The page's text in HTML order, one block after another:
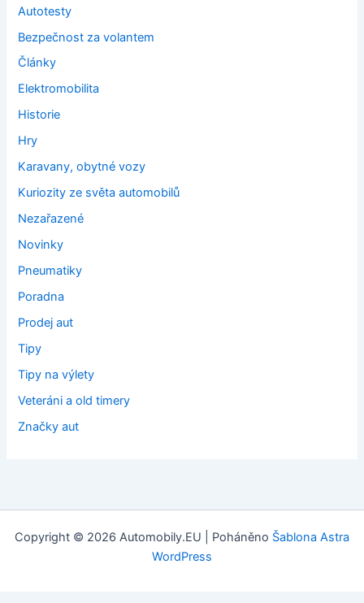
Autotesty
Bezpečnost za volantem
Články
Elektromobilita
Historie
Hry
Karavany, obytné vozy
Kuriozity ze světa automobilů
Nezařazené
Novinky
Pneumatiky
Poradna
Prodej aut
Tipy
Tipy na výlety
Veteráni a old timery
Značky aut
Copyright © 2026 Automobily.EU | Poháněno Šablona Astra
WordPress